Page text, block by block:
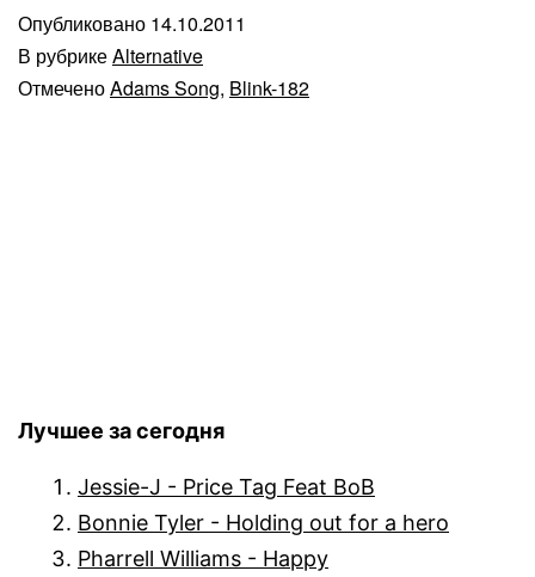
Опубликовано 14.10.2011
В рубрикеAlternative
ОтмеченоAdams Song, Blink-182
Лучшее за сегодня
Jessie-J - Price Tag Feat BoB
Bonnie Tyler - Holding out for a hero
Pharrell Williams - Happy